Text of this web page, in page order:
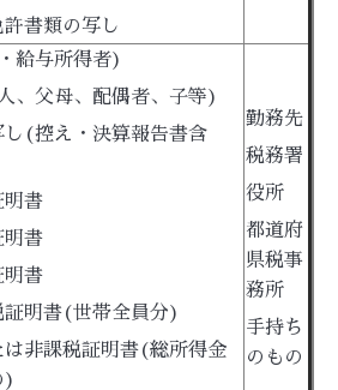
書類の写し
給与所得者)
、父母、配偶者、子等)
(控え・決算報告書含
明書
書
書
明書(世帯全員分)
非課税証明書(総所得金
)
勤務先
税務署
役所
都道府
県税事
務所
手持ち
のもの